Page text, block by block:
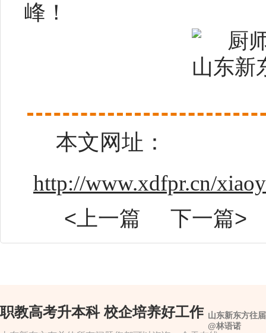
峰！
本文网址：
http://www.xdfpr.cn/
<上一篇 下一篇>
职教高考升本科 校企培养好工作 山东新东方往
@林语诺